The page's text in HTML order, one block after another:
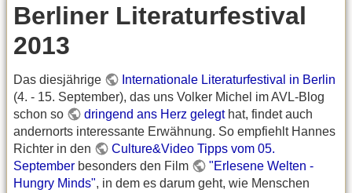
Berliner Literaturfestival
2013
Das diesjährige
Internationale Literaturfestival in Berlin
(4. - 15. September), das uns Volker Michel im AVL-Blog
schon so
dringend ans Herz gelegthat, findet auch
andernorts interessante Erwähnung. So empfiehlt Hannes
Richter in den
Culture&Video Tipps vom 05.
September besonders den Film
"Erlesene Welten -
Hungry Minds", in dem es darum geht, wie Menschen